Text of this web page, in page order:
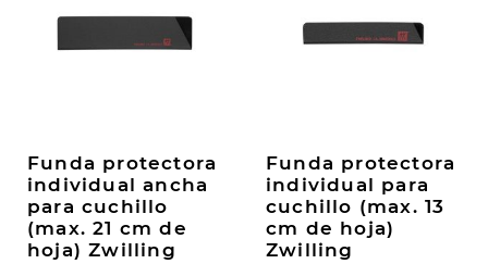
Funda protectora
individual ancha
para cuchillo
(max. 21 cm de
hoja) Zwilling
Funda protectora
individual para
cuchillo (max. 13
cm de hoja)
Zwilling